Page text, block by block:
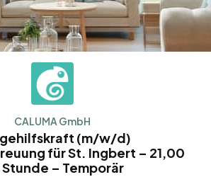
CALUMA GmbH
(m/w/d)
für St. Ingbert – 21,00
– Temporär